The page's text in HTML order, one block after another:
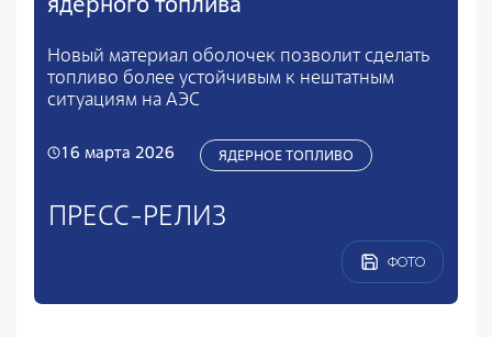
Новый материал оболочек позволит сделать
топливо более устойчивым к нештатным
ситуациям на АЭС
16 марта 2026 ЯДЕРНОЕ ТОПЛИВО
ПРЕСС-РЕЛИЗ
ФОТО